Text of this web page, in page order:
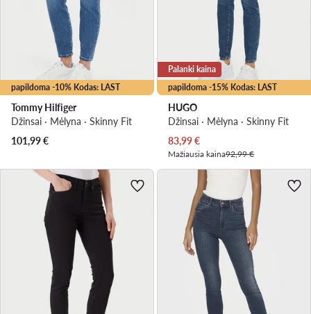
papildoma -10% Kodas: LAST
Tommy Hilfiger
Džinsai · Mėlyna · Skinny Fit
101,99€
papildoma -15% Kodas: LAST
Palanki kaina
HUGO
Džinsai · Mėlyna · Skinny Fit
Dabartinė kaina
83,99€
Mažiausia kaina92,99 €